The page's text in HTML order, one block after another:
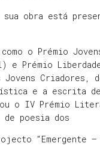
obra está
o Prémio
e Prémio
Criadores,
e a escrita
o IV Prémio
poesia dos
“Emergente –